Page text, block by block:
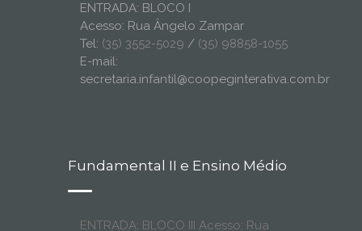
ENTRADA: BLOCO I
Acesso: Rua Ângelo Zampar
Tel: (35) 3552-5029 / (35) 98858-1055
E-mail:
secretaria.infantil@coopeginterativa.com.br
Fundamental II e Ensino Médio
ENTRADA: BLOCO III Acesso: Rua